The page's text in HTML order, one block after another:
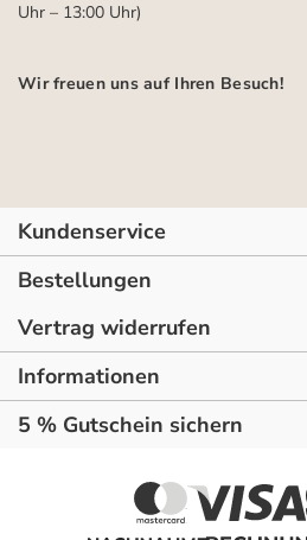
Uhr – 13:00 Uhr)
Wir freuen uns auf Ihren Besuch!
Kundenservice
Bestellungen
Vertrag widerrufen
Informationen
5 % Gutschein sichern